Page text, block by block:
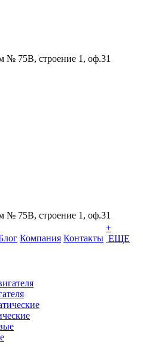
№ 75В, строение 1, оф.31
№ 75В, строение 1, оф.31
Компания Контакты
+
ЕЩЕ